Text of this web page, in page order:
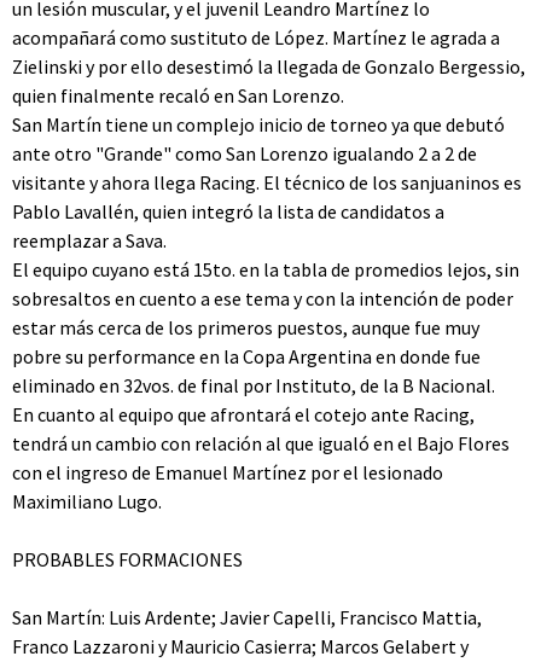
un lesión muscular, y el juvenil Leandro Martínez lo
acompañará como sustituto de López. Martínez le agrada a
Zielinski y por ello desestimó la llegada de Gonzalo Bergessio,
quien finalmente recaló en San Lorenzo.
San Martín tiene un complejo inicio de torneo ya que debutó
ante otro "Grande" como San Lorenzo igualando 2 a 2 de
visitante y ahora llega Racing. El técnico de los sanjuaninos es
Pablo Lavallén, quien integró la lista de candidatos a
reemplazar a Sava.
El equipo cuyano está 15to. en la tabla de promedios lejos, sin
sobresaltos en cuento a ese tema y con la intención de poder
estar más cerca de los primeros puestos, aunque fue muy
pobre su performance en la Copa Argentina en donde fue
eliminado en 32vos. de final por Instituto, de la B Nacional.
En cuanto al equipo que afrontará el cotejo ante Racing,
tendrá un cambio con relación al que igualó en el Bajo Flores
con el ingreso de Emanuel Martínez por el lesionado
Maximiliano Lugo.
PROBABLES FORMACIONES
San Martín: Luis Ardente; Javier Capelli, Francisco Mattia,
Franco Lazzaroni y Mauricio Casierra; Marcos Gelabert y